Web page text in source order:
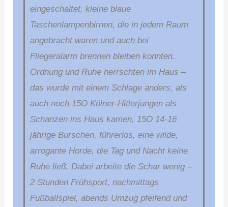
eingeschaltet, kleine blaue
Taschenlampenbirnen, die in jedem Raum
angebracht waren und auch bei
Fliegeralarm brennen bleiben konnten.
Ordnung und Ruhe herrsch­ten im Haus –
das wurde mit einem Schlage anders, als
auch noch 15O Kölner-Hitlerjungen als
Schanzen ins Haus kamen, 15O 14-16
jährige Burschen, führerlos, eine wilde,
arrogante Horde, die Tag und Nacht keine
Ruhe ließ. Dabei arbeite die Schar wenig –
2 Stunden Frühsport, nachmittags
Fußballspiel, abends Umzug pfeifend und